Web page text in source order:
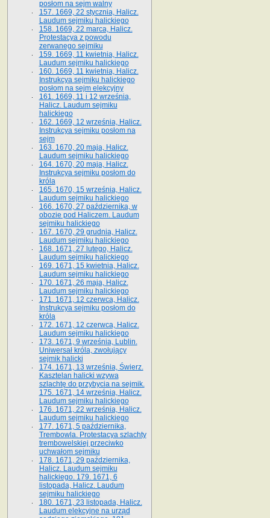
posłom na sejm walny
157. 1669, 22 stycznia, Halicz.
Laudum sejmiku halickiego
158. 1669, 22 marca, Halicz.
Protestacya z powodu
zerwanego sejmiku
159. 1669, 11 kwietnia, Halicz.
Laudum sejmiku halickiego
160. 1669, 11 kwietnia, Halicz.
Instrukcya sejmiku halickiego
posłom na sejm elekcyjny
161. 1669, 11 i 12 września,
Halicz. Laudum sejmiku
halickiego
162. 1669, 12 września, Halicz.
Instrukcya sejmiku posłom na
sejm
163. 1670, 20 maja, Halicz.
Laudum sejmiku halickiego
164. 1670, 20 maja, Halicz.
Instrukcya sejmiku posłom do
króla
165. 1670, 15 września, Halicz.
Laudum sejmiku halickiego
166. 1670, 27 października, w
obozie pod Haliczem. Laudum
sejmiku halickiego
167. 1670, 29 grudnia, Halicz.
Laudum sejmiku halickiego
168. 1671, 27 lutego, Halicz.
Laudum sejmiku halickiego
169. 1671, 15 kwietnia, Halicz.
Laudum sejmiku halickiego
170. 1671, 26 maja, Halicz.
Laudum sejmiku halickiego
171. 1671, 12 czerwca, Halicz.
Instrukcya sejmiku posłom do
króla
172. 1671, 12 czerwca, Halicz.
Laudum sejmiku halickiego
173. 1671, 9 września, Lublin.
Uniwersał króla, zwołujący
sejmik halicki
174. 1671, 13 września, Świerz.
Kasztelan halicki wzywa
szlachtę do przybycia na sejmik.
175. 1671, 14 września, Halicz.
Laudum sejmiku halickiego
176. 1671, 22 września, Halicz.
Laudum sejmiku halickiego
177. 1671, 5 października,
Trembowla. Protestacya szlachty
trembowelskiej przeciwko
uchwałom sejmiku
178. 1671, 29 października,
Halicz. Laudum sejmiku
halickiego. 179. 1671, 6
listopada, Halicz. Laudum
sejmiku halickiego
180. 1671, 23 listopada, Halicz.
Laudum elekcyjne na urząd